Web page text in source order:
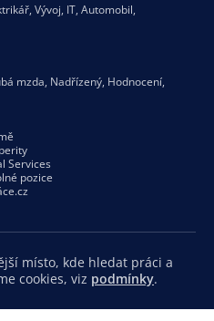
, Vývoj, IT, Automobil,
mzda, Nadřízený, Hodnocení,
místo, kde hledat práci a
cookies, viz podmínky.